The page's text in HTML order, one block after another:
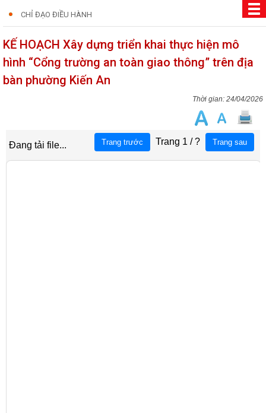
CHỈ ĐẠO ĐIỀU HÀNH
KẾ HOẠCH Xây dựng triển khai thực hiện mô
hình “Cổng trường an toàn giao thông” trên địa
bàn phường Kiến An
24/04/2026